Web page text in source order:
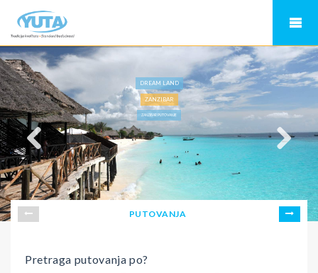
DREAM LAND
ZANZIBAR
ZANZIBAR PUTOVANJE
PUTOVANJA
Pretraga putovanja po?